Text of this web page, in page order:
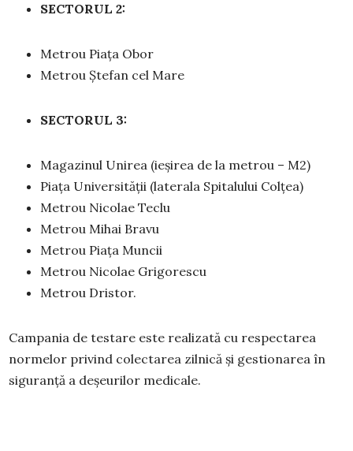
SECTORUL 2:
Metrou Piața Obor
Metrou Ștefan cel Mare
SECTORUL 3:
Magazinul Unirea (ieșirea de la metrou – M2)
Piața Universității (laterala Spitalului Colțea)
Metrou Nicolae Teclu
Metrou Mihai Bravu
Metrou Piața Muncii
Metrou Nicolae Grigorescu
Metrou Dristor.
Campania de testare este realizată cu respectarea
normelor privind colectarea zilnică și gestionarea în
siguranță a deșeurilor medicale.